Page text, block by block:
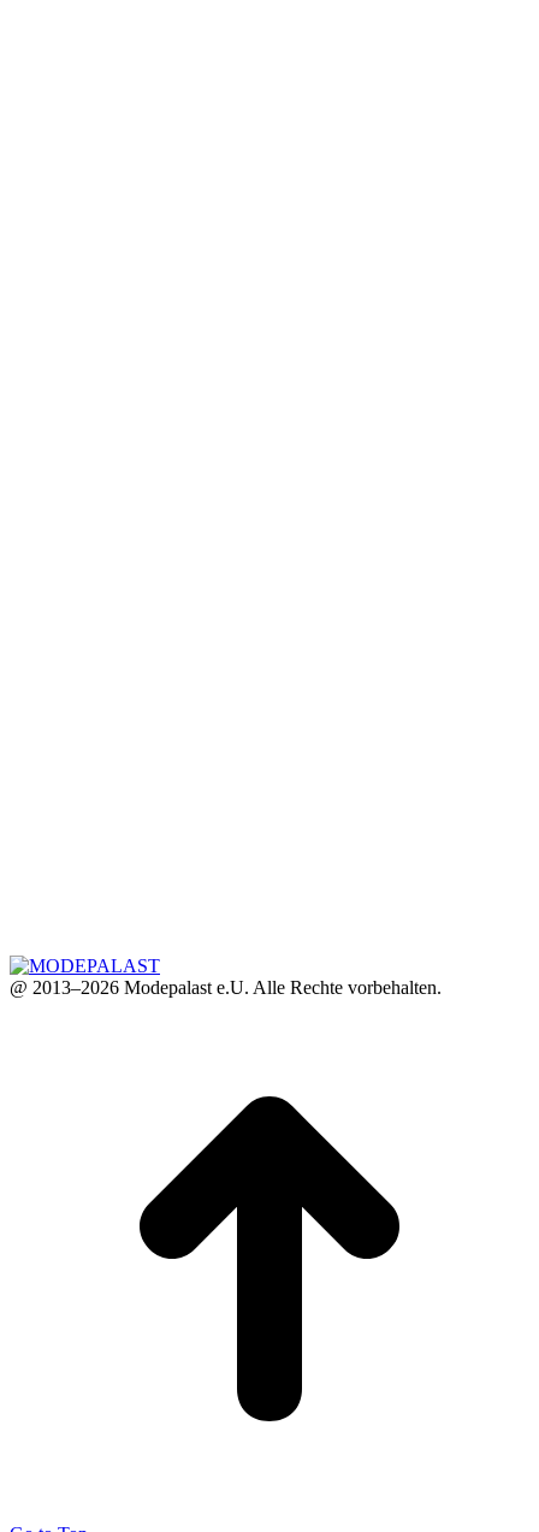
@ 2013–2026 Modepalast e.U. Alle Rechte vorbehalten.